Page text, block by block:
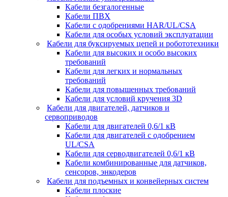
Кабели безгалогенные
Кабели ПВХ
Кабели с одобрениями HAR/UL/CSA
Кабели для особых условий эксплуатации
Кабели для буксируемых цепей и робототехники
Кабели для высоких и особо высоких
требований
Кабели для легких и нормальных
требований
Кабели для повышенных требований
Кабели для условий кручения 3D
Кабели для двигателей, датчиков и
сервоприводов
Кабели для двигателей 0,6/1 кВ
Кабели для двигателей с одобрением
UL/CSA
Кабели для серводвигателей 0,6/1 кВ
Кабели комбинированные для датчиков,
cенсоров, энкодеров
Кабели для подъемных и конвейерных систем
Кабели плоские